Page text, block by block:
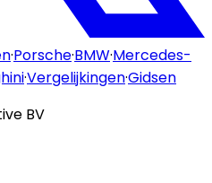
·Porsche·BMW·Mercedes-
·Vergelijkingen·Gidsen
BV